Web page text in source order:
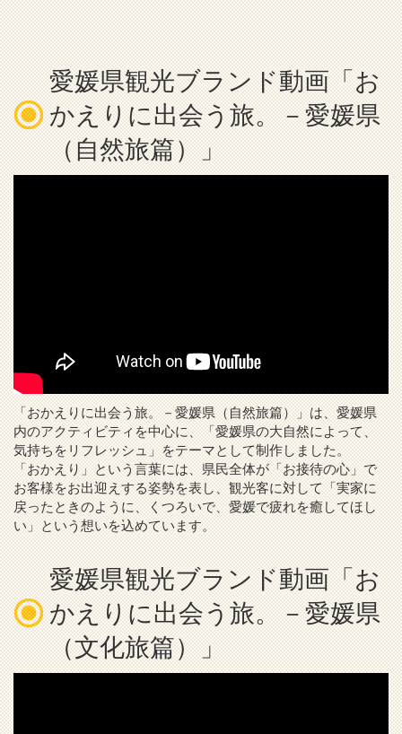
愛媛県観光ブランド動画「お
かえりに出会う旅。－愛媛県
（自然旅篇）」
「おかえりに出会う旅。－愛媛県（自然旅篇）」は、愛媛県
内のアクティビティを中心に、「愛媛県の大自然によって、
気持ちをリフレッシュ」をテーマとして制作しました。
「おかえり」という言葉には、県民全体が「お接待の心」で
お客様をお出迎えする姿勢を表し、観光客に対して「実家に
戻ったときのように、くつろいで、愛媛で疲れを癒してほし
い」という想いを込めています。
愛媛県観光ブランド動画「お
かえりに出会う旅。－愛媛県
（文化旅篇）」